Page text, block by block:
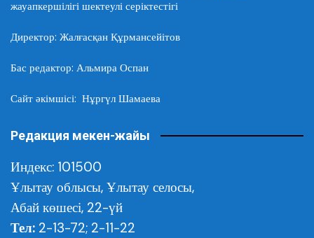
жауапкершілігі шектеулі серіктестігі
Директор: Жалғасқан Құрмансейітов
Бас редактор: Альмира Оспан
Сайт әкімшісі: Нұргүл Шамаева
Редакция мекен-жайы
Индекс: 101500
Ұлытау облысы, Ұлытау селосы,
Абай көшесі, 22-үй
Тел: 2-13-72; 2-11-22